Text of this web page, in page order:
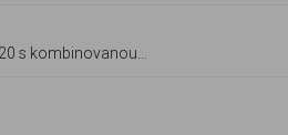
s kombinovanou
i krizové situace.